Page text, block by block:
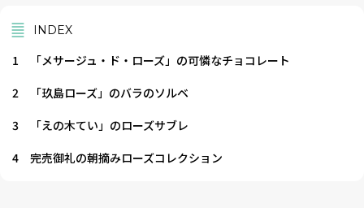
INDEX
1
「メサージュ・ド・ローズ」の可憐なチョコレート
2
「玖島ローズ」のバラのソルベ
3
「えの木てい」のローズサブレ
4
完売御礼の朝摘みローズコレクション